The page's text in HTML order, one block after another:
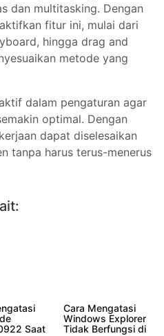
dan multitasking. Dengan
fitur ini, mulai dari
hingga drag and
metode yang
dalam pengaturan agar
optimal. Dengan
dapat diselesaikan
tanpa harus terus-menerus
Saat
Cara Mengatasi
Windows Explorer
Tidak Berfungsi di